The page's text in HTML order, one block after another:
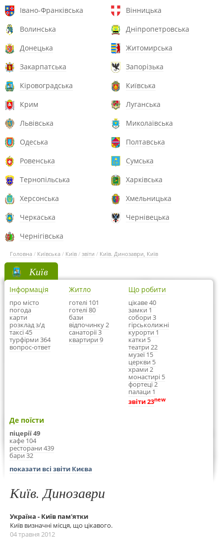
Івано-Франківська
Вінницька
Волинська
Дніпропетровська
Донецька
Житомирська
Закарпатська
Запорізька
Кіровоградська
Київська
Крим
Луганська
Львівська
Миколаївська
Одеська
Полтавська
Ровенська
Сумська
Тернопільська
Харківська
Херсонська
Хмельницька
Черкаська
Чернівецька
Чернігівська
Головна / Київська / Київ / звіти / Київ. Динозаври, Київ
Київ
Інформація
про місто
погода
карти
розклад з/д
таксі 45
турфірми 364
вопрос-ответ
Житло
готелі 101
готелі 80
бази
відпочинку 2
санаторії 3
квартири 9
Що робити
цікаве 40
замки 1
собори 3
гірськолижні
курорти 1
катки 5
театри 22
музеї 15
церкви 5
храми 2
монастирі 5
фортеці 2
палаци 1
звіти 23new
Де поїсти
піцерії 49
кафе 104
ресторани 439
бари 32
показати всі звіти Києва
Київ. Динозаври
Україна - Київ пам'ятки
Київ визначні місця, що цікавого.
04 травня 2012